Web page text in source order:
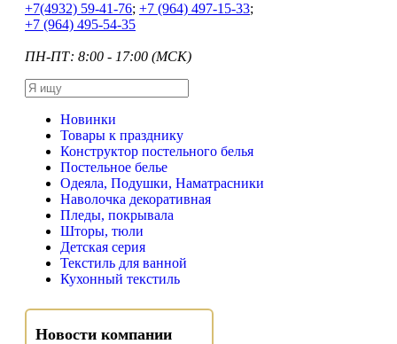
+7(4932) 59-41-76; +7 (964) 497-15-33;
+7 (964) 495-54-35
ПН-ПТ: 8:00 - 17:00 (МСК)
Новинки
Товары к празднику
Конструктор постельного белья
Постельное белье
Одеяла, Подушки, Наматрасники
Наволочка декоративная
Пледы, покрывала
Шторы, тюли
Детская серия
Текстиль для ванной
Кухонный текстиль
Новости компании